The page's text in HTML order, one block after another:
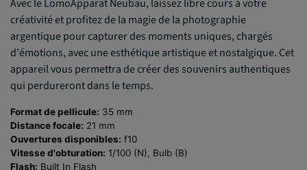
Avec le LomoApparat Neubau, laissez libre cours à votre
créativité et profitez de la magie de la photographie
argentique pour capturer des moments uniques, chargés
d'émotions, avec une esthétique artistique et nostalgique. Cet
appareil vous permettra de créer des souvenirs authentiques
qui perdureront dans le temps.
Format de pellicule: 35 mm
Distance focale: 21 mm
Ouvertures disponibles: f10
Vitesse d'obturation: 1/100 (N), Bulb (B)
Flash: Built In Flash